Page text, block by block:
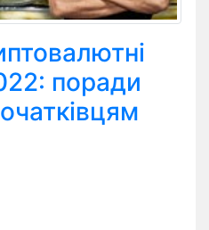
поради